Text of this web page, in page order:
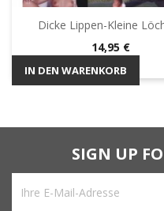
Dicke Lippen-Kleine
Preis
14,95 €
IN DEN WARENKORB
SIGN UP